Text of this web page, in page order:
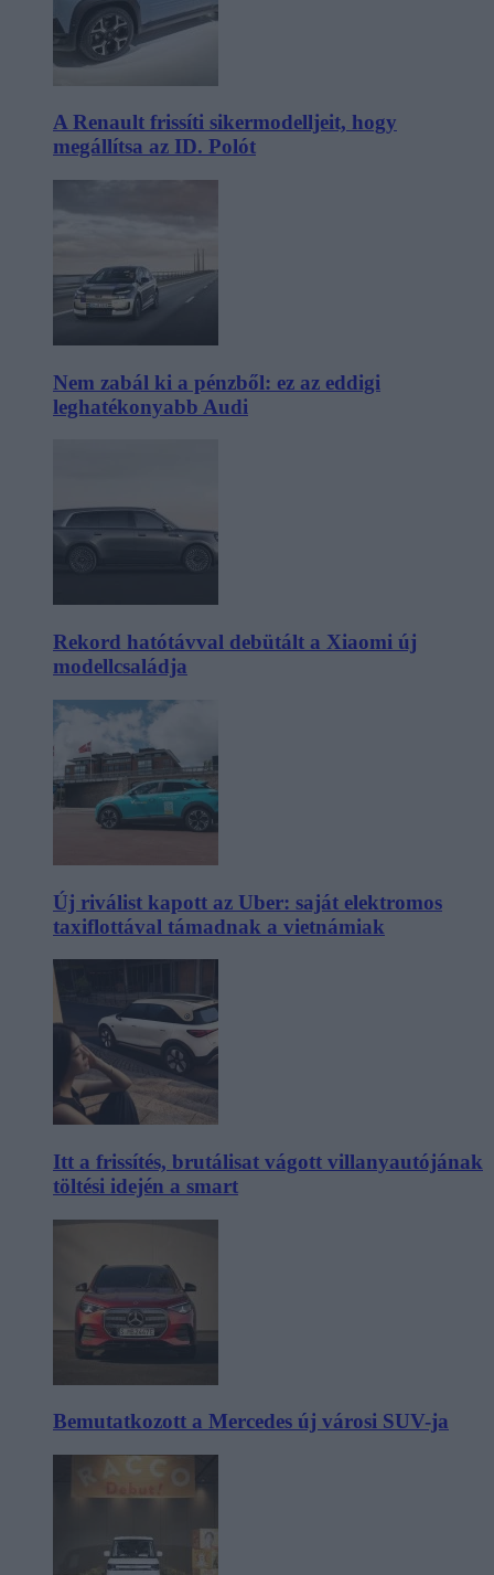
A Renault frissíti sikermodelljeit, hogy
megállítsa az ID. Polót
Nem zabál ki a pénzből: ez az eddigi
leghatékonyabb Audi
Rekord hatótávval debütált a Xiaomi új
modellcsaládja
Új riválist kapott az Uber: saját elektromos
taxiflottával támadnak a vietnámiak
Itt a frissítés, brutálisat vágott villanyautójának
töltési idején a smart
Bemutatkozott a Mercedes új városi SUV-ja